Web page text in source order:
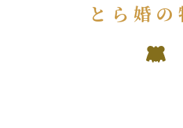
とら婚の